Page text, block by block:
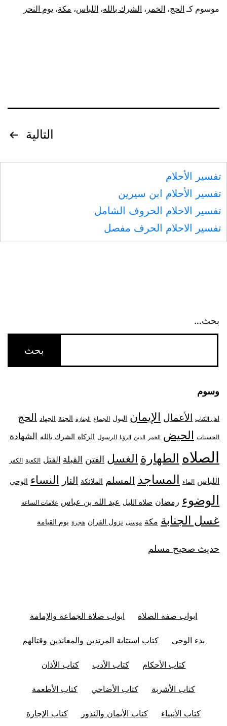
العورة موسوم كـ الحج، الخمر ، الشرك بالله، اللباس، مكة، يوم النحر
المقالات
التالية
تفسير الأحلام
تفسير الأحلام ابن سيرين
تفسير الاحلام الحروف الشامل
تفسير الاحلام الحرف مفصل
بحث…
وسوم
أهل الكتاب الأعمال الإيمان البول الجماع الجنازة الجنة الجهاد الحج
الحسنات الحيض الخمر الدين الرؤيا الرسول الزكاه الشرك بالله الشهادة
الصلاه الطهارة الغسل الفتن القبلة القتل الكعبة الكفر
اللباس الماء المساجد المسلم الملائكة النار النساء الوحي
الوضوء رمضان صلاه الليل عبد الله بن عباس علامات الساعه
غسل الجنابة مكة موسى نزول القران هجرة يوم القيامة
حديث صحيح مسلم
ابواب صفة الصلاة ابواب صلاة الجماعة والإمامة
بدء الوحي كتاب استتابة المرتدين والمعاندين وقتالهم
كتاب الأحكام كتاب الأدب كتاب الأذان
كتاب الأشربة كتاب الأضاحي كتاب الأطعمة
كتاب الأنبياء كتاب الأيمان والنذور كتاب الإجارة